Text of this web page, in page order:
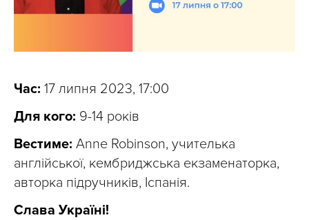
Час: 17 липня 2023, 17:00
Для кого: 9-14 років
Вестиме: Anne Robinson, учителька
англійської, кембриджська екзаменаторка,
авторка підручників, Іспанія.
Слава Україні!